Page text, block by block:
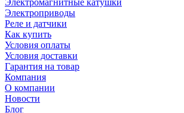
Электромагнитные катушки
Электроприводы
Реле и датчики
Как купить
Условия оплаты
Условия доставки
Гарантия на товар
Компания
О компании
Новости
Блог